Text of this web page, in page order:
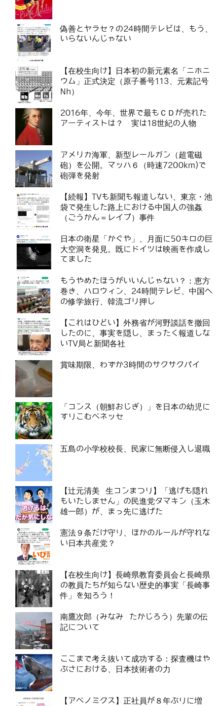
偽善とヤラセ？の24時間テレビは、もう、
いらないんじゃない
【在校生向け】日本初の新元素名「ニホニ
ウム」正式決定（原子番号113、元素記号
Nh）
2016年、今年、世界で最もＣＤが売れた
アーティストは？ 実は18世紀の人物
アメリカ海軍、新型レールガン（超電磁
砲）を公開。マッハ６（時速7200km)で
砲弾を発射
【続報】TVも新聞も報道しない、東京・池
袋で発生した路上における中国人の強姦
（ごうかん＝レイプ）事件
日本の衛星「かぐや」、月面に50キロの巨
大空洞を発見。既にドイツは映画を作成し
てました
もうやめたほうがいいんじゃない？：恵方
巻き、ハロウィン、24時間テレビ、中国へ
の修学旅行、韓流ゴリ押し
【これはひどい】外務省が河野談話を撤回
したのに、事実を隠し、まったく報道しな
いTV局と新聞各社
賞味期限、わずか3時間のサクサクパイ
「コンス（朝鮮おじぎ）」を日本の幼児に
すりこむベネッセ
五島の小学校校長、民家に無断侵入し退職
【辻元清美 生コンまつり】「逃げも隠れ
もいたしません」の民進党タマキン（玉木
雄一郎）が、まっ先に逃げた
憲法９条だけ守り、ほかのルールが守れな
い日本共産党？
【在校生向け】長崎県教育委員会と長崎県
の教員たちが知らない歴史的事実「長崎事
件」を知ろう！
南鷹次郎（みなみ たかじろう）先輩の伝
記について
ここまで考え抜いて成功する：探査機はや
ぶさにおける、日本技術者の力
【アベノミクス】正社員が８年ぶりに増